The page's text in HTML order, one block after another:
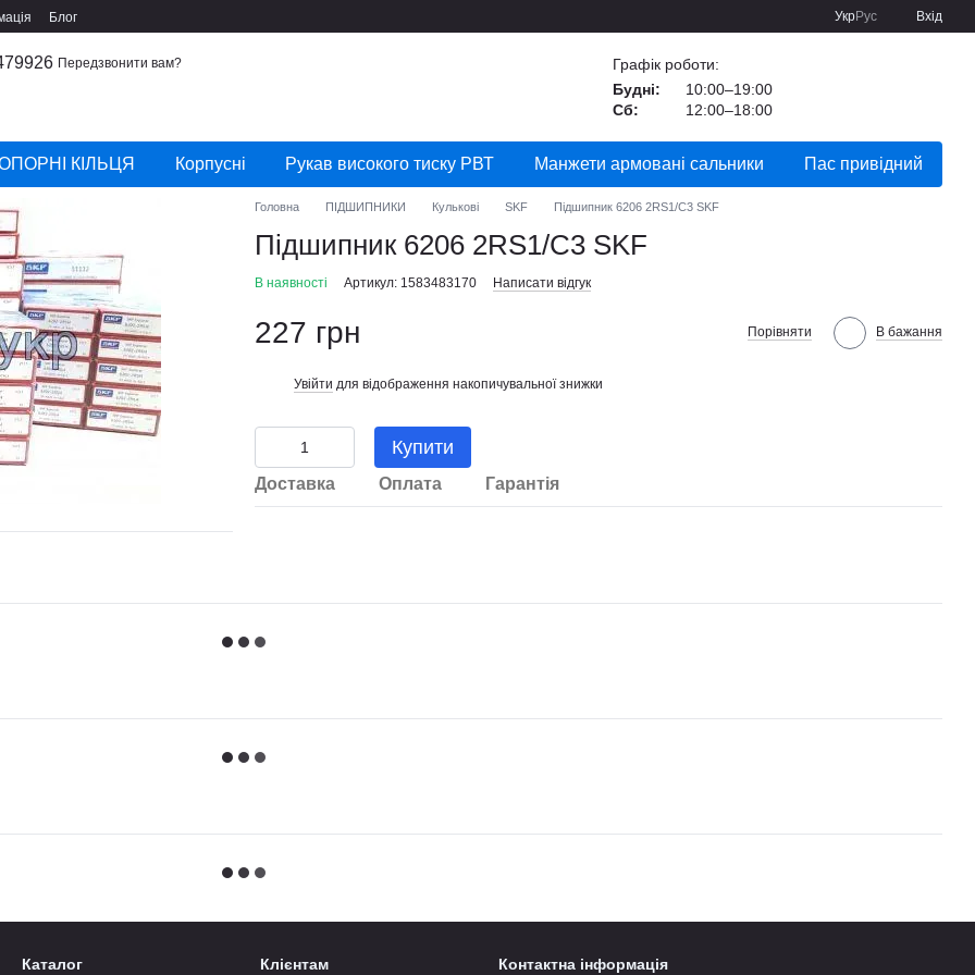
Блог УкрРус Вхід
Передзвонити вам?
Графік роботи:
Будні:
10:00–19:00
Сб:
12:00–18:00
КІЛЬЦЯ Корпусні Рукав високого тиску РВТ Манжети армовані сальники Пас привідний
Головна ПІДШИПНИКИ Кулькові SKF Підшипник 6206 2RS1/C3 SKF
Підшипник 6206 2RS1/C3 SKF
В наявності Артикул: 1583483170 Написати відгук
227 грн Порівняти В бажання
Увійти для відображення накопичувальної знижки
Купити
Доставка Оплата Гарантія
Каталог Клієнтам Контактна інформація